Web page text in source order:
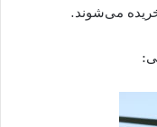
خریده می‌شوند.